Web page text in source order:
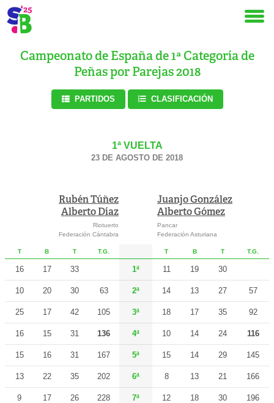
Campeonato de España de 1ª Categoría de
Peñas por Parejas 2018
PARTIDOS CLASIFICACIÓN
1ª VUELTA
23 DE AGOSTO DE 2018
Rubén Túñez
Alberto Díaz
Riotuerto
Federación Cántabra
Juanjo González
Alberto Gómez
Pancar
Federación Asturiana
T B T T.G. T B T T.G.
16 17 33 1ª 11 19 30
10 20 30 63 2ª 14 13 27 57
25 17 42 105 3ª 18 17 35 92
16 15 31 136 4ª 10 14 24 116
15 16 31 167 5ª 15 14 29 145
13 22 35 202 6ª 8 13 21 166
9 17 26 228 7ª 12 18 30 196